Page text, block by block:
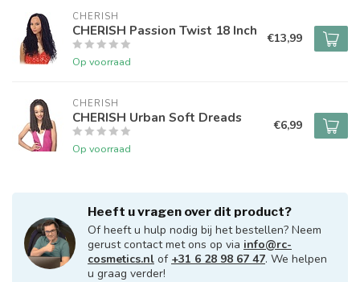
CHERISH
CHERISH Passion Twist 18 Inch
Op voorraad
€13,99
CHERISH
CHERISH Urban Soft Dreads
Op voorraad
€6,99
Heeft u vragen over dit product?
Of heeft u hulp nodig bij het bestellen? Neem
gerust contact met ons op via info@rc-
cosmetics.nl of +31 6 28 98 67 47. We helpen
u graag verder!